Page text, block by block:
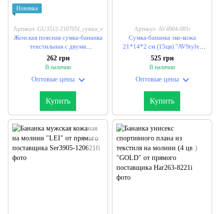
Новинка
Артикул: GU3512-210705f_сумка_v
Женская поясная сумка-бананка
текстильная с двумя
отделениями 35*13.5*6 см (3цв)
"KENGURU" недорого от
262 грн
В наличии
Оптовые цены
Купить
Артикул: AV4904-081r
Сумка-бананка эко-кожа
21*14*2 см (15цв) "AVStyle"
недорого от прямого
поставщика
525 грн
В наличии
Оптовые цены
Купить